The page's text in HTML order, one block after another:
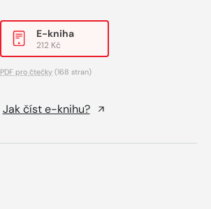
E-kniha
212 Kč
PDF pro čtečky (168 stran)
Jak číst e-knihu?